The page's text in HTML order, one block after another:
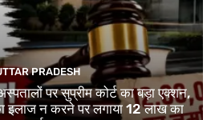
PRADESH
पर सुप्रीम कोर्ट का बड़ा एक्शन,
इलाज न करने पर लगाया 12 लाख का